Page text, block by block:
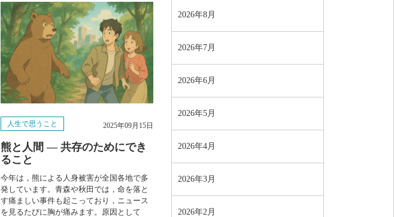
人生で思うこと 2025年09月15日
熊と人間 ― 共存のためにでき
ること
今年は，熊による人身被害が全国各地で多
発しています。青森や秋田では，命を落と
す痛ましい事件も起こっており，ニュース
を見るたびに胸が痛みます。原因として
2026年8月
2026年7月
2026年6月
2026年5月
2026年4月
2026年3月
2026年2月